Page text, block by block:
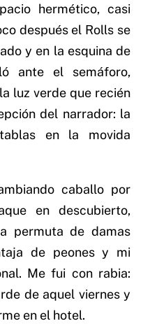
hermético, casi
después el Rolls se
y en la esquina de
ante el semáforo,
luz verde que recién
del narrador: la
en la movida
caballo por
en descubierto,
permuta de damas
de peones y mi
Me fui con rabia:
de aquel viernes y
en el hotel.